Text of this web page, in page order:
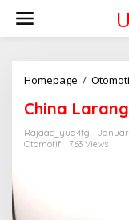
content
Homepage /
China
Rajaac_yua4fg
Otomotif
763 Views